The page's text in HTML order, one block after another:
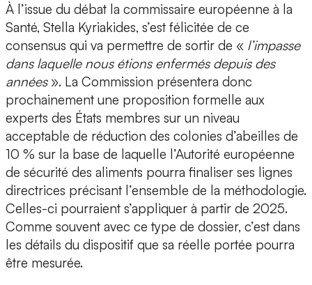
À l’issue du débat la commissaire européenne à la
Santé, Stella Kyriakides, s’est félicitée de ce
consensus qui va permettre de sortir de « l’impasse
dans laquelle nous étions enfermés depuis des
années». La Commission présentera donc
prochainement une proposition formelle aux
experts des États membres sur un niveau
acceptable de réduction des colonies d’abeilles de
10 % sur la base de laquelle l’Autorité européenne
de sécurité des aliments pourra finaliser ses lignes
directrices précisant l’ensemble de la méthodologie.
Celles-ci pourraient s’appliquer à partir de 2025.
Comme souvent avec ce type de dossier, c’est dans
les détails du dispositif que sa réelle portée pourra
être mesurée.